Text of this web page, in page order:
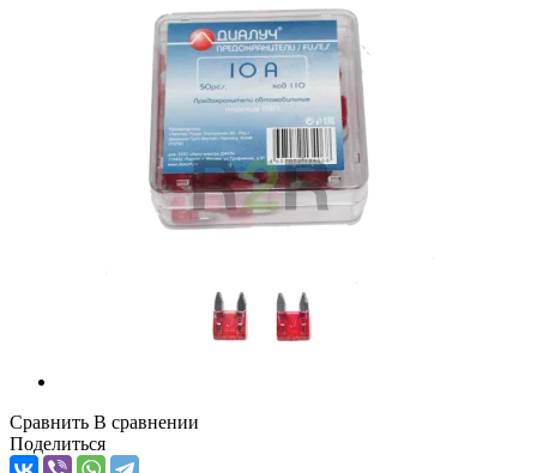
Сравнить В сравнении
Поделиться